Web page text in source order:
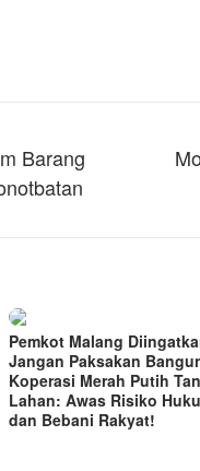
Barang
Pemkot Malang
Jangan Paksakan
Koperasi Merah Putih
Lahan: Awas Risiko
dan Bebani Rakyat!